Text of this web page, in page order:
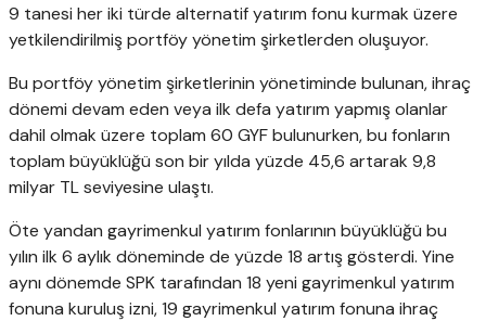
9 tanesi her iki türde alternatif yatırım fonu kurmak üzere
yetkilendirilmiş portföy yönetim şirketlerden oluşuyor.
Bu portföy yönetim şirketlerinin yönetiminde bulunan, ihraç
dönemi devam eden veya ilk defa yatırım yapmış olanlar
dahil olmak üzere toplam 60 GYF bulunurken, bu fonların
toplam büyüklüğü son bir yılda yüzde 45,6 artarak 9,8
milyar TL seviyesine ulaştı.
Öte yandan gayrimenkul yatırım fonlarının büyüklüğü bu
yılın ilk 6 aylık döneminde de yüzde 18 artış gösterdi. Yine
aynı dönemde SPK tarafından 18 yeni gayrimenkul yatırım
fonuna kuruluş izni, 19 gayrimenkul yatırım fonuna ihraç